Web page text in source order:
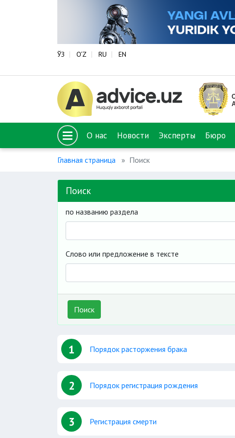
ЎЗ O‘Z RU EN
О нас Новости Эксперты Бюро
Главная страница Поиск
Поиск
по названию раздела
Слово или предложение в тексте
Поиск
1 Порядок расторжения брака
2 Порядок регистрация рождения
3 Регистрация смерти